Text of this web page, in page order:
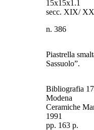
15x15x1.1
secc. XIX/
n. 386
Piastrella
Sassuolo”.
Bibliografia
Modena
Ceramiche
1991
pp. 163 p.